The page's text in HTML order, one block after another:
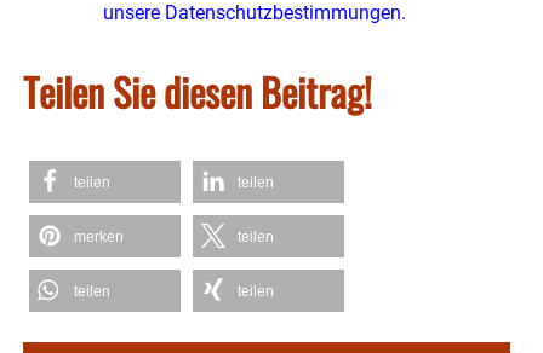
unsere Datenschutzbestimmungen.
Teilen Sie diesen Beitrag!
teilen teilen
merken teilen
teilen teilen